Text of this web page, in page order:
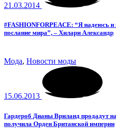
21.03.2014
#‎FASHIONFORPEACE‬: “Я надеюсь
послание мира”, – Хилари Александр
Мода, Новости моды
15.06.2013
Гардероб Дианы Вриланд продадут
получила Орден Британской империи